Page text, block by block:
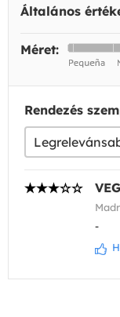
Általános
Méret:
Rendezés
-